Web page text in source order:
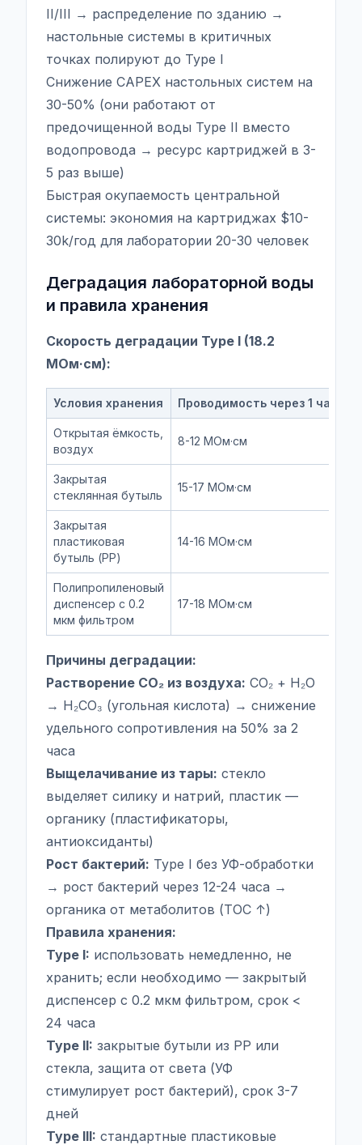
II/III → распределение по зданию →
настольные системы в критичных
точках полируют до Type I
Снижение CAPEX настольных систем на
30-50% (они работают от
предочищенной воды Type II вместо
водопровода → ресурс картриджей в 3-
5 раз выше)
Быстрая окупаемость центральной
системы: экономия на картриджах $10-
30k/год для лаборатории 20-30 человек
Деградация лабораторной воды
и правила хранения
Скорость деградации Type I (18.2
МОм·см):
Условия хранения Проводимость через 1 час
Открытая ёмкость,
воздух
8-12 МОм·см
Закрытая
стеклянная бутыль
15-17 МОм·см
Закрытая
пластиковая
бутыль (PP)
14-16 МОм·см
Полипропиленовый
диспенсер с 0.2
мкм фильтром
17-18 МОм·см
Причины деградации:
Растворение CO₂ из воздуха: CO₂ + H₂O
→ H₂CO₃ (угольная кислота) → снижение
удельного сопротивления на 50% за 2
часа
Выщелачивание из тары: стекло
выделяет силику и натрий, пластик —
органику (пластификаторы,
антиоксиданты)
Рост бактерий: Type I без УФ-обработки
→ рост бактерий через 12-24 часа →
органика от метаболитов (TOC ↑)
Правила хранения:
Type I: использовать немедленно, не
хранить; если необходимо — закрытый
диспенсер с 0.2 мкм фильтром, срок <
24 часа
Type II: закрытые бутыли из PP или
стекла, защита от света (УФ
стимулирует рост бактерий), срок 3-7
дней
Type III: стандартные пластиковые